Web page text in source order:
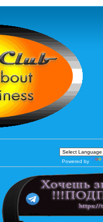
Powered by